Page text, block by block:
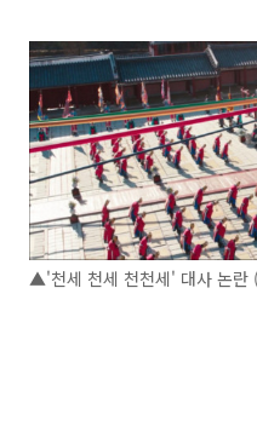
▲'천세 천세 천천세' 대사 논란